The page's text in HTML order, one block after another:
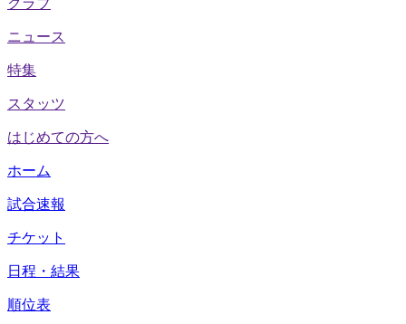
ニュース
特集
スタッツ
はじめての方へ
ホーム
試合速報
チケット
日程・結果
順位表